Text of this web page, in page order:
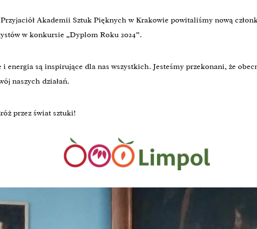
Akademii Sztuk Pięknych w Krakowie powitaliśmy nową
w konkursie „Dyplom Roku 2024”.
i energia są inspirujące dla nas wszystkich. Jesteśmy przekonani, że
naszych działań.
przez świat sztuki!